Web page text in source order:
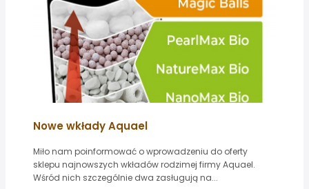
Nowe wkłady Aquael
Miło nam poinformować o wprowadzeniu do oferty
sklepu najnowszych wkładów rodzimej firmy Aquael.
Wśród nich szczególnie dwa zasługują na...